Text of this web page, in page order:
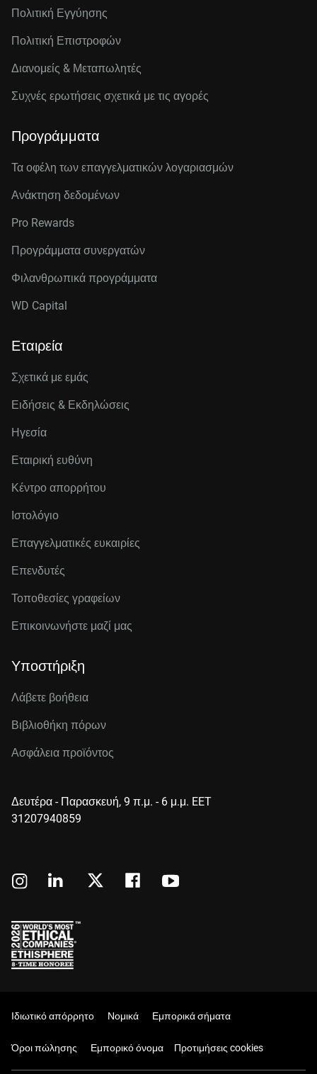
Πολιτική Εγγύησης
Πολιτική Επιστροφών
Διανομείς & Μεταπωλητές
Συχνές ερωτήσεις σχετικά με τις αγορές
Προγράμματα
Τα οφέλη των επαγγελματικών λογαριασμών
Ανάκτηση δεδομένων
Pro Rewards
Προγράμματα συνεργατών
Φιλανθρωπικά προγράμματα
WD Capital
Εταιρεία
Σχετικά με εμάς
Ειδήσεις & Εκδηλώσεις
Ηγεσία
Εταιρική ευθύνη
Κέντρο απορρήτου
Ιστολόγιο
Επαγγελματικές ευκαιρίες
Επενδυτές
Τοποθεσίες γραφείων
Επικοινωνήστε μαζί μας
Υποστήριξη
Λάβετε βοήθεια
Βιβλιοθήκη πόρων
Ασφάλεια προϊόντος
Δευτέρα - Παρασκευή, 9 π.μ. - 6 μ.μ. EET
31207940859
Ιδιωτικό απόρρητο Νομικά Εμπορικά σήματα
Όροι πώλησης Εμπορικό όνομα Προτιμήσεις cookies